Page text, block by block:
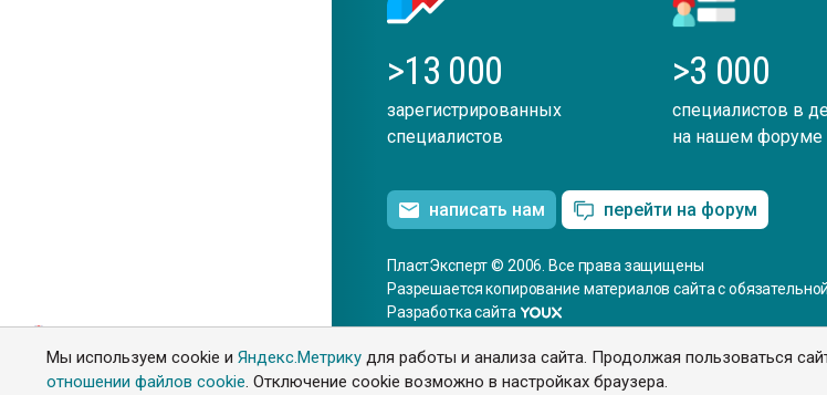
Мы используем cookie иЯндекс.Метрику для работы и анализа сайта. Продолжая пользоваться
отношении файлов cookie. Отключение cookie возможно в настройках браузера.
>13 000
зарегистрированных
специалистов
>3 000
специалистов в
на нашем форуме
написать нам перейти на форум
ПластЭксперт © 2006. Все права защищены
Разрешается копирование материалов сайта с
Разработка сайта